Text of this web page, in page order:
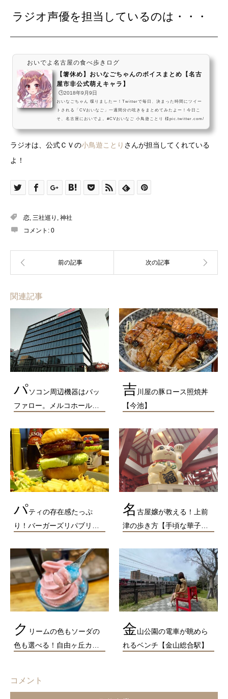
ラジオ声優を担当しているのは・・・
おいでよ名古屋の食べ歩きログ
【箸休め】おいなごちゃんのボイスまとめ【名古
屋市非公式萌えキャラ】
🕒️2018年9月9日
おいなごちゃん 喋りましたー！Twitterで毎日、決まった時間にツイー
トされる「CVおいなご」一週間分の呟きをまとめてみたよー！今日こ
そ、名古屋においでよ。#CVおいなご 小鳥遊ことり 様pic.twitter.com/
2018/9/3月曜日だよ。仕事が憂鬱なら、名古屋においでよ。#CVおいな
ラジオは、公式ＣＶの小鳥遊ことり さんが担当してくれている
よ！
恋, 三社巡り , 神社
コメント: 0
関連記事
パソコン周辺機器はバッ
ファロー。メルコホール…
吉 川屋の豚ロース照焼丼
【今池】
パティの存在感たっぷ
り！バーガーズリパブリ…
名 古屋嬢が教える！上前
津の歩き方【手頃な華子…
ク リームの色もソーダの
色も選べる！自由ヶ丘カ…
金山公園の電車が眺めら
れるベンチ【金山総合駅】
コメント